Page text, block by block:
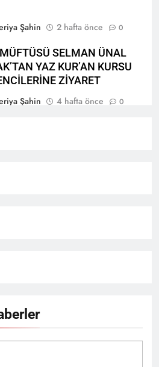
Şahin
2 hafta önce 0
SELMAN ÜNAL
YAZ KUR’AN KURSU
ZİYARET
Şahin
4 hafta önce 0